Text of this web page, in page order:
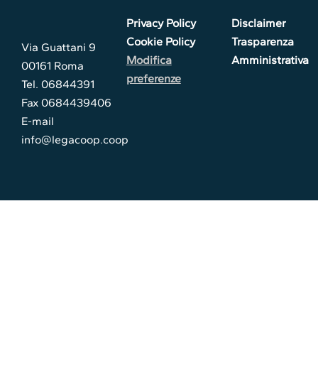
Via Guattani 9
00161 Roma
Tel. 06844391
Fax 0684439406
E-mail
info@legacoop.coop
Privacy Policy
Cookie Policy
Modifica
preferenze
Disclaimer
Trasparenza
Amministrativa